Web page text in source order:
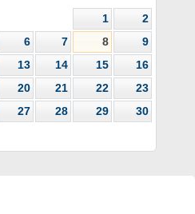
1
2
6 7 8
9
13 14 15
16
20 21 22
23
27 28 29
30